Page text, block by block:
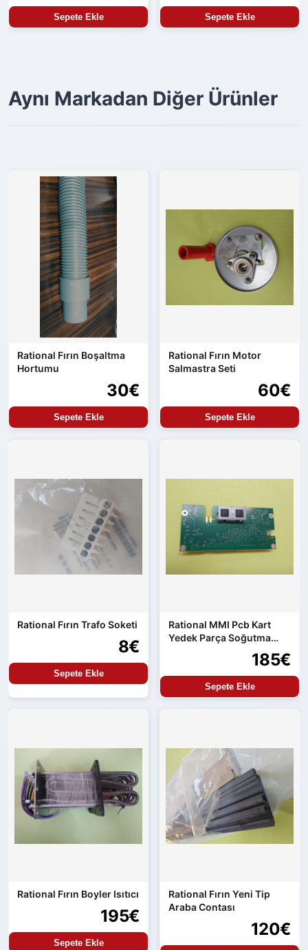
Sepete Ekle Sepete Ekle
Aynı Markadan Diğer Ürünler
Rational Fırın Boşaltma
Hortumu
30€
Sepete Ekle
Rational Fırın Motor
Salmastra Seti
60€
Sepete Ekle
Rational Fırın Trafo Soketi
8€
Sepete Ekle
Rational MMI Pcb Kart
Yedek Parça Soğutma
185€
Sepete Ekle
Rational Fırın Boyler Isıtıcı
195€
Sepete Ekle
Rational Fırın Yeni Tip
Araba Contası
120€